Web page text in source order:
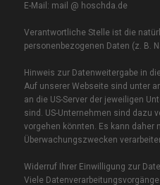
E-Mail: mail @ hoschda.de
Verantwortliche Stelle ist die
personenbezogenen Daten (z. B.
Hinweis zur Datenweitergabe in
Auf unserer Webseite sind unter
an die US-Server der jeweiligen
sind. US-Unternehmen sind dazu
vorgehen könnten. Es kann daher
Überwachungszwecken
Widerruf Ihrer Einwilligung zur
Viele